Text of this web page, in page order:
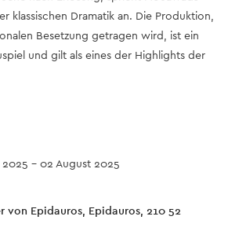
klassischen Dramatik an. Die Produktion,
Besetzung getragen wird, ist ein
und gilt als eines der Highlights der
- 02 August 2025
von Epidauros, Epidauros, 210 52